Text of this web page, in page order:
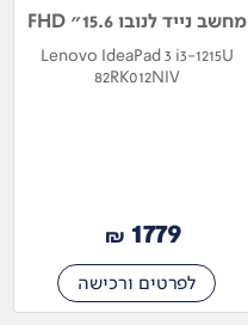
מחשב נייד לנובו 15.6" FHD
Lenovo IdeaPad 3 i3-1215U
82RK012NIV
1779
₪
לפרטים ורכישה